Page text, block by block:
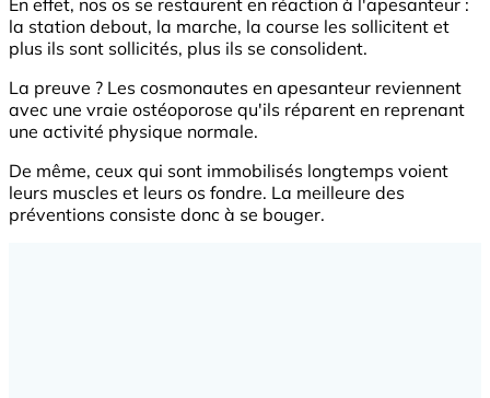
En effet, nos os se restaurent en réaction à l'apesanteur :
la station debout, la marche, la course les sollicitent et
plus ils sont sollicités, plus ils se consolident.
La preuve ? Les cosmonautes en apesanteur reviennent
avec une vraie ostéoporose qu'ils réparent en reprenant
une activité physique normale.
De même, ceux qui sont immobilisés longtemps voient
leurs muscles et leurs os fondre. La meilleure des
préventions consiste donc à se bouger.